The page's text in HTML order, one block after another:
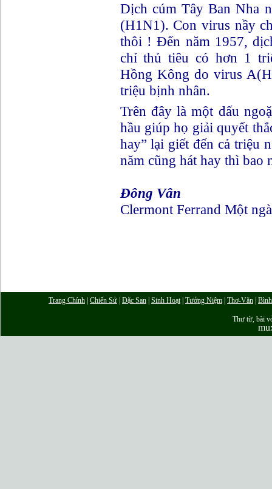
Dịch cúm Tây Ban Nha
(H1N1). Con virus nầy
thôi ! Đến năm 1957,
chỉ thủ tiêu có hơn 1
Hồng Kông do virus
triệu bịnh nhân.
Trên đây là một dấu
hầu giúp họ giải quyết
hay” lại giết đến cả triệu
năm cũng hát hay thì bao
Đông Vân
Clermont Ferrand Một
Trang Chính Chiến Sử Đặc San Sinh Hoạt| Tưởng Niệm Thơ-Văn
Thư từ, bài